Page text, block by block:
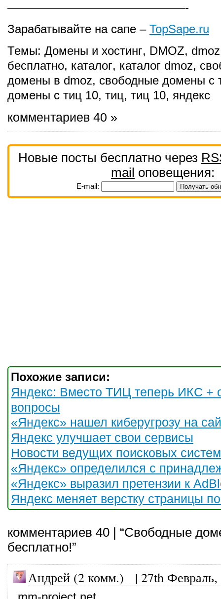
———————————————-
Зарабатывайте на сапе – TopSape.ru
Темы: Домены и хостинг, DMOZ,
бесплатно, каталог, каталог dmoz,
домены в dmoz, свободные домены с
домены с тиц 10, тиц, тиц 10, яндекс
комментариев 40 »
Новые посты бесплатно через
mail оповещения:
E-mail:
Похожие записи:
Яндекс: Вместо ТИЦ теперь ИКС +
вопросы
«Яндекс» нашел киберугрозу на
Яндекс улучшает свои сервисы
Новости ведущих поисковых систем
«Яндекс» определился с
«Яндекс» выразил претензии к
Яндекс меняет верстку страницы
комментариев 40 | “Свободные
бесплатно!”
Андрей (2 комм.) | 27th Февраль,